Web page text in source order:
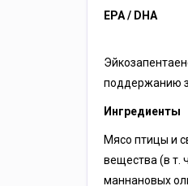
EPA / DHA
поддержанию
Ингредиенты
Мясо птицы и
вещества (в т.
маннановых